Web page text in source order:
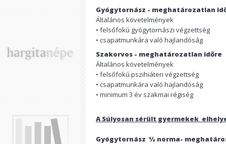
Gyógytornász -
Általános követelmények
• felsőfokú gyógytornászi végzettség
• csapatmunkára való hajlandóság
Szakorvos -
Általános követelmények
• felsőfokú pszihiáteri végzettség
• csapatmunkára való hajlandóság
• minimum 3 év szakmai régiség
A Súlyosan sérült gyermekek
Gyógytornász ½ norma-